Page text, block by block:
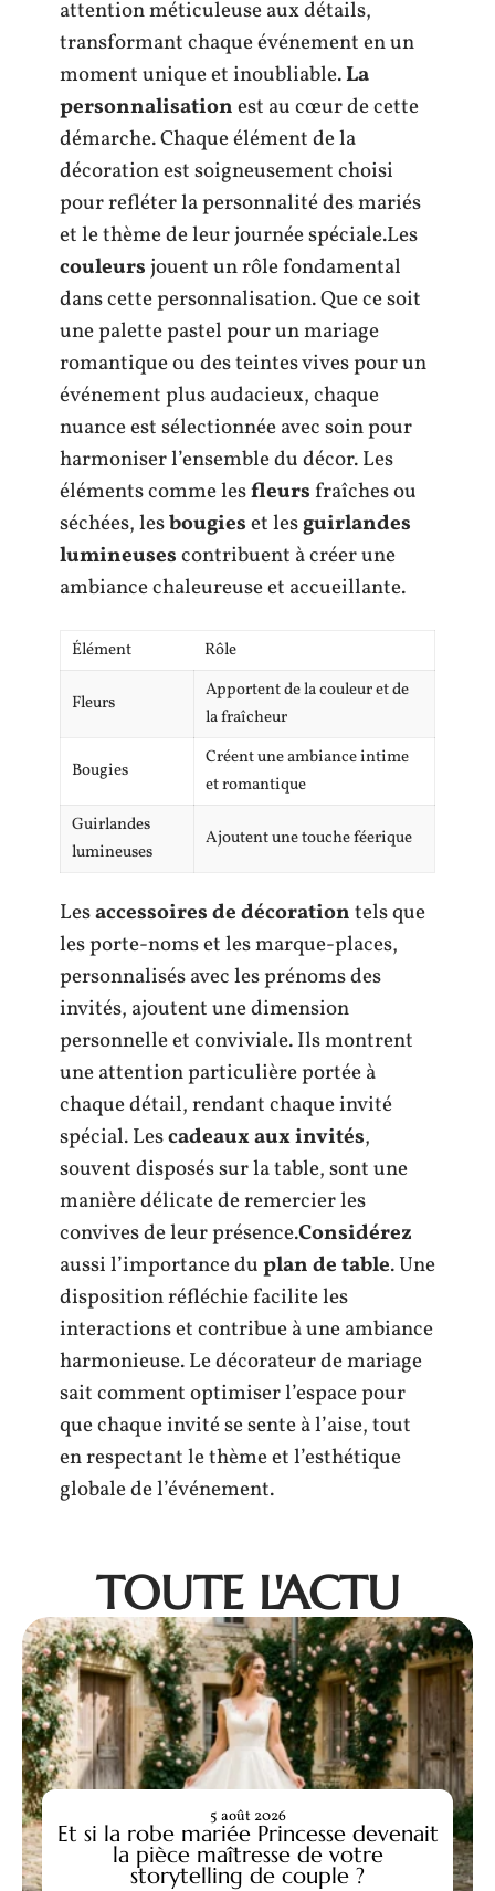
attention méticuleuse aux détails,
transformant chaque événement en un
moment unique et inoubliable.La
personnalisationest au cœur de cette
démarche. Chaque élément de la
décoration est soigneusement choisi
pour refléter la personnalité des mariés
et le thème de leur journée spéciale.Les
couleursjouent un rôle fondamental
dans cette personnalisation. Que ce soit
une palette pastel pour un mariage
romantique ou des teintes vives pour un
événement plus audacieux, chaque
nuance est sélectionnée avec soin pour
harmoniser l’ensemble du décor. Les
éléments comme lesfleursfraîches ou
séchées, lesbougieset lesguirlandes
lumineusescontribuent à créer une
ambiance chaleureuse et accueillante.
Élément Rôle
Fleurs
Apportent de la couleur et de
la fraîcheur
Bougies
Créent une ambiance intime
et romantique
Guirlandes
lumineuses
Ajoutent une touche féerique
Lesaccessoires de décorationtels que
les porte-noms et les marque-places,
personnalisés avec les prénoms des
invités, ajoutent une dimension
personnelle et conviviale. Ils montrent
une attention particulière portée à
chaque détail, rendant chaque invité
spécial. Lescadeaux aux invités,
souvent disposés sur la table, sont une
manière délicate de remercier les
convives de leur présence.Considérez
aussi l’importance duplan de table. Une
disposition réfléchie facilite les
interactions et contribue à une ambiance
harmonieuse. Le décorateur de mariage
sait comment optimiser l’espace pour
que chaque invité se sente à l’aise, tout
en respectant le thème et l’esthétique
globale de l’événement.
TOUTE L'ACTU
Et si la robe mariée Princesse devenait
la pièce maîtresse de votre
storytelling de couple ?
5 août 2026